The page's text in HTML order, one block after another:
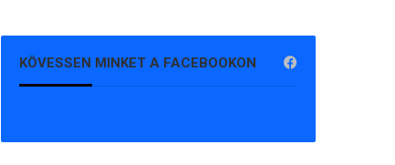
KÖVESSEN MINKET A FACEBOOKON